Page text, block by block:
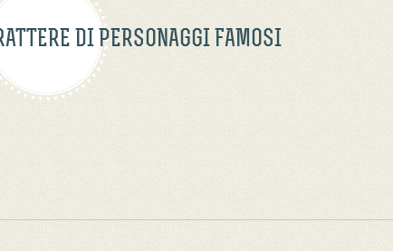
DI PERSONAGGI FAMOSI